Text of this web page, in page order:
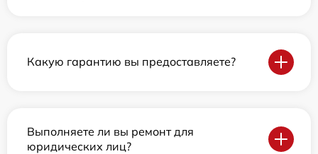
Какую гарантию вы предоставляете?
Выполняете ли вы ремонт для
юридических лиц?